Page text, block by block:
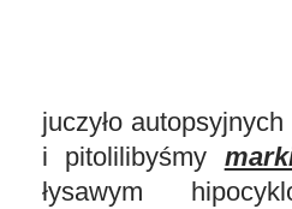
juczyło
i pitolilibyśmy
łysawym